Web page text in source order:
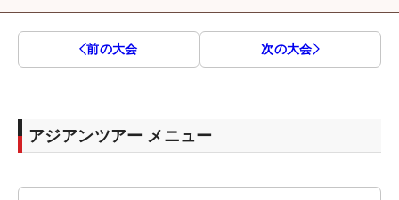
前の大会 次の大会
アジアンツアー メニュー